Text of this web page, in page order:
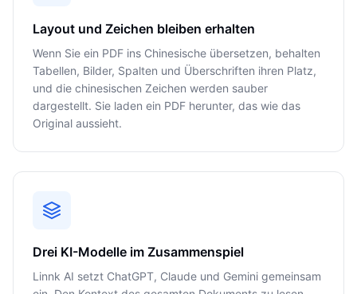
Layout und Zeichen bleiben erhalten
Wenn Sie ein PDF ins Chinesische übersetzen, behalten
Tabellen, Bilder, Spalten und Überschriften ihren Platz,
und die chinesischen Zeichen werden sauber
dargestellt. Sie laden ein PDF herunter, das wie das
Original aussieht.
Drei KI-Modelle im Zusammenspiel
Linnk AI setzt ChatGPT, Claude und Gemini gemeinsam